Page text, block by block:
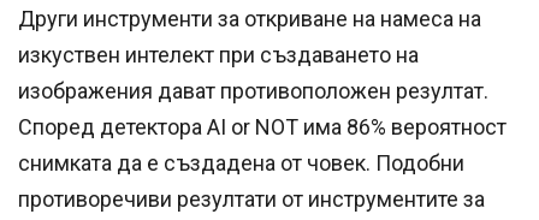
Други инструменти за откриване на намеса на
изкуствен интелект при създаването на
изображения дават противоположен резултат.
Според детектора AI or NOT има 86% вероятност
снимката да е създадена от човек. Подобни
противоречиви резултати от инструментите за